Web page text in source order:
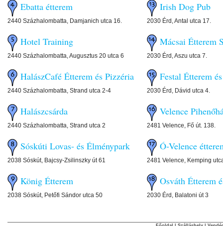
Ebatta étterem
2440 Százhalombatta, Damjanich utca 16.
Hotel Training
2440 Százhalombatta, Augusztus 20 utca 6
HalászCafé Étterem és Pizzéria
2440 Százhalombatta, Strand utca 2-4
Halászcsárda
2440 Százhalombatta, Strand utca 2
Sóskúti Lovas- és Élménypark
2038 Sóskút, Bajcsy-Zsilinszky út 61
König Étterem
2038 Sóskút, Petőfi Sándor utca 50
Irish Dog Pub
2030 Érd, Antal utca 17.
Mácsai Étterem
2030 Érd, Aszu utca 7.
Festal Étterem
2030 Érd, Dávid utca 4.
Velence
2481 Velence, Fő út. 138.
Ó-Velence
2481 Velence, Kemping
Osváth Étterem
2030 Érd, Balatoni út 3